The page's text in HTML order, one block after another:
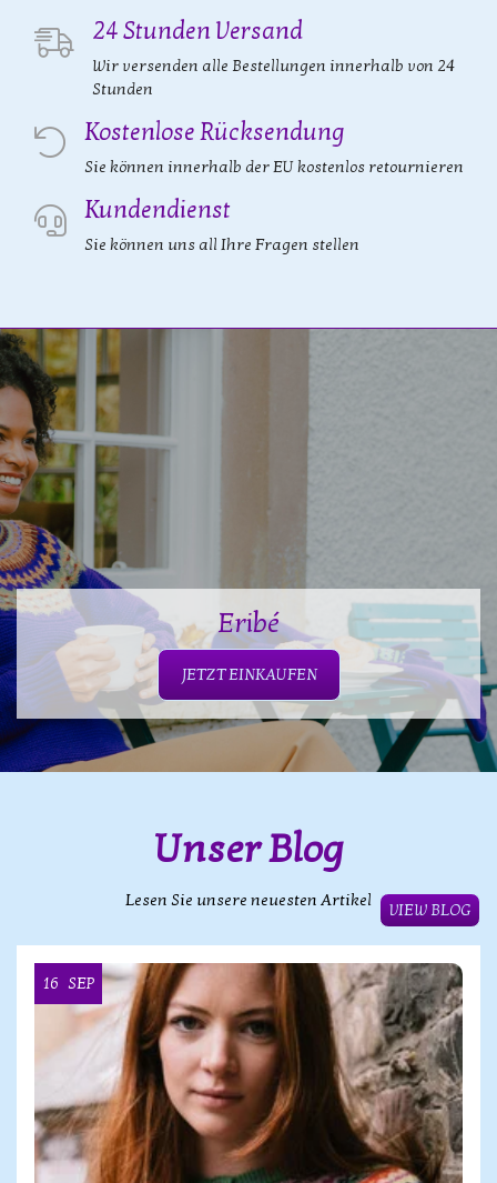
24 Stunden Versand
Wir versenden alle Bestellungen innerhalb von 24
Stunden
Kostenlose Rücksendung
Sie können innerhalb der EU kostenlos retournieren
Kundendienst
Sie können uns all Ihre Fragen stellen
Eribé
JETZT EINKAUFEN
Unser Blog
Lesen Sie unsere neuesten Artikel
VIEW BLOG
16 SEP